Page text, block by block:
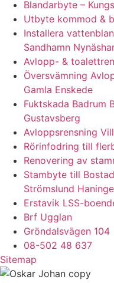
Blandarbyte –
Utbyte kommod &
Installera
Sandhamn
Avlopp- &
Översvämning
Gamla Enskede
Fuktskada Badrum
Gustavsberg
Avloppsrensning
Rörinfodring till
Renovering av
Stambyte till
Strömslund Haninge
Erstavik LSS-
Brf Ugglan
Gröndalsvägen 104
08-502 48 637
Sitemap